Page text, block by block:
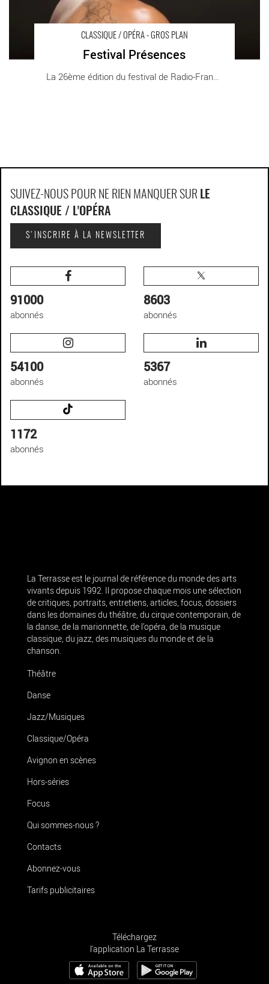
CLASSIQUE / OPÉRA - GROS PLAN
Festival Présences
La 26ème édition du festival de Radio-France [...]
SUIVEZ-NOUS POUR NE RIEN MANQUER SUR LE
CLASSIQUE / L'OPÉRA
S'INSCRIRE À LA NEWSLETTER
91000
abonnés
8603
abonnés
54100
abonnés
5367
abonnés
1172
abonnés
La Terrasse est le journal de référence du monde des arts
vivants depuis 1992. Il propose chaque mois une sélection
de critiques, portraits, entretiens, articles, focus, dossiers
dans les domaines du théâtre, du cirque contemporain, de
la danse, de la marionnette, de l’opéra, de la musique
classique, du jazz, des musiques du monde et de la
chanson.
Théâtre
Danse
Jazz/Musiques
Classique/Opéra
Avignon en scènes
Hors-séries
Focus
Qui sommes-nous ?
Contacts
Abonnez-vous
Tarifs publicitaires
Téléchargez
l'application La Terrasse